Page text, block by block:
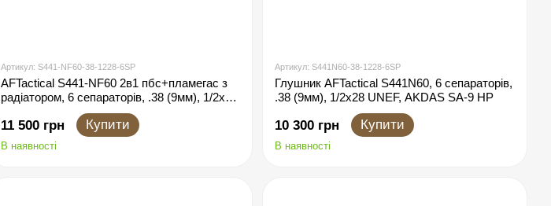
Артикул: S441-NF60-38-1228-6SP
AFTactical S441-NF60 2в1 пбс+пламегас з
радіатором, 6 сепараторів, .38 (9мм), 1/2x28
UNEF, AKDAS SA-9 HP
11 500 грн Купити
В наявності
Артикул: S441N60-38-1228-6SP
Глушник AFTactical S441N60, 6 сепараторів,
.38 (9мм), 1/2x28 UNEF, AKDAS SA-9 HP
10 300 грн Купити
В наявності